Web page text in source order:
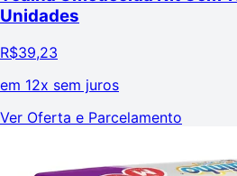
Unidades
R$39,23
em 12x sem juros
Ver Oferta e Parcelamento